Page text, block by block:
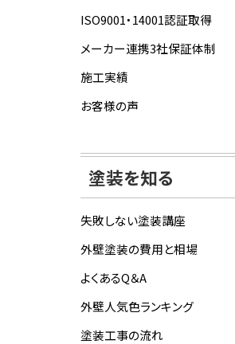
ISO9001・14001認証取得
メーカー連携3社保証体制
施工実績
お客様の声
塗装を知る
失敗しない塗装講座
外壁塗装の費用と相場
よくあるQ＆A
外壁人気色ランキング
塗装工事の流れ